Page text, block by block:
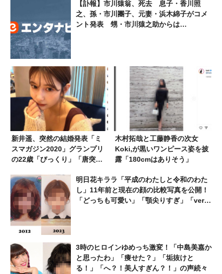
【訃報】市川猿翁、死去 息子・香川照
之、孫・市川團子、元妻・浜木綿子がコメ
ント発表 甥・市川猿之助からは…
新井遥、突然の結婚発表「ミ
スマガジン2020」グランプリ
の22歳「びっくり」「唐突す
木村拓哉と工藤静香の次女
Koki,が黒いワンピース姿を披
露「180cmはありそう」
明日花キララ「平成のわたしと令和のわた
し」11年前と現在の顔の比較写真を公開！
「どっちも可愛い」「顎尖りすぎ」「ver.
3時のヒロインゆめっち激変！「中島美嘉か
と思ったわ」「痩せた？」「垢抜けと
る！」「へ？！美人すぎん？！」の声続々